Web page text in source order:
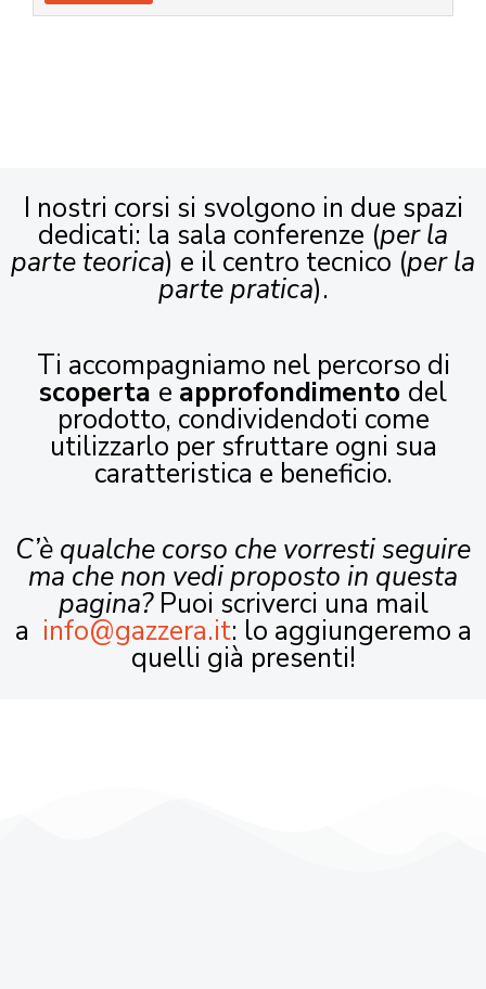
I nostri corsi si svolgono in due spazi
dedicati: la sala conferenze (per la
parte teorica) e il centro tecnico (per la
parte pratica).
Ti accompagniamo nel percorso di
scoperta e approfondimento del
prodotto, condividendoti come
utilizzarlo per sfruttare ogni sua
caratteristica e beneficio.
C’è qualche corso che vorresti seguire
ma che non vedi proposto in questa
pagina?Puoi scriverci una mail
a info@gazzera.it: lo aggiungeremo a
quelli già presenti!